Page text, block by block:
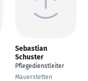
Sebastian
Schuster
Pflegedienstleiter
Mauerstetten